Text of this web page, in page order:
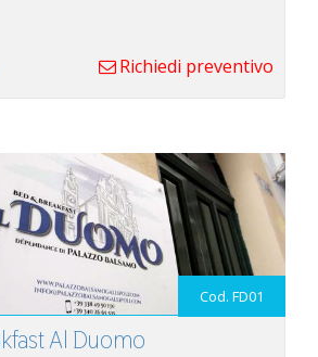
Richiedi preventivo
Cod. FD01
Al Duomo